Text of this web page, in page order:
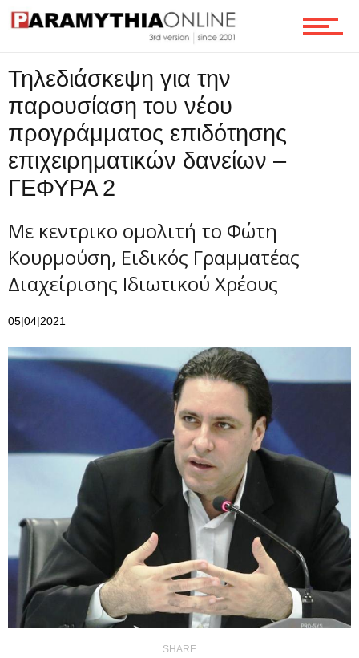
Τηλεδιάσκεψη για την
παρουσίαση του νέου
προγράμματος επιδότησης
επιχειρηματικών δανείων –
ΓΕΦΥΡΑ 2
Με κεντρικο ομολιτή το Φώτη
Κουρμούση, Ειδικός Γραμματέας
Διαχείρισης Ιδιωτικού Χρέους
05|04|2021
SHARE